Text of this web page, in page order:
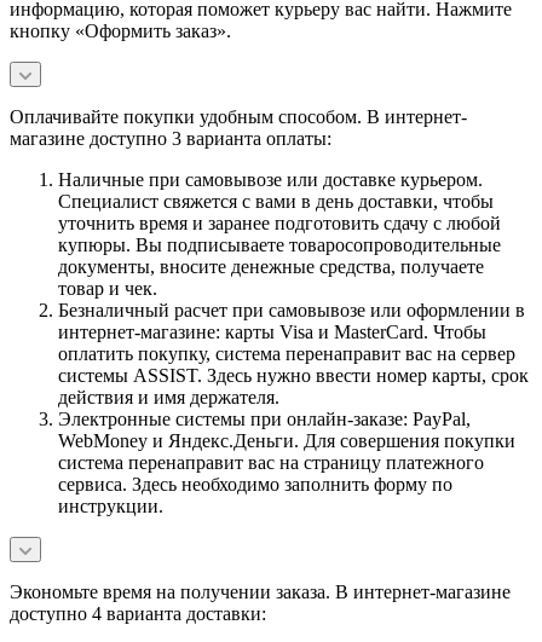
информацию, которая поможет курьеру вас найти. Нажмите
кнопку «Оформить заказ».
Оплачивайте покупки удобным способом. В интернет-
магазине доступно 3 варианта оплаты:
Наличные при самовывозе или доставке курьером.
Специалист свяжется с вами в день доставки, чтобы
уточнить время и заранее подготовить сдачу с любой
купюры. Вы подписываете товаросопроводительные
документы, вносите денежные средства, получаете
товар и чек.
Безналичный расчет при самовывозе или оформлении в
интернет-магазине: карты Visa и MasterCard. Чтобы
оплатить покупку, система перенаправит вас на сервер
системы ASSIST. Здесь нужно ввести номер карты, срок
действия и имя держателя.
Электронные системы при онлайн-заказе: PayPal,
WebMoney и Яндекс.Деньги. Для совершения покупки
система перенаправит вас на страницу платежного
сервиса. Здесь необходимо заполнить форму по
инструкции.
Экономьте время на получении заказа. В интернет-магазине
доступно 4 варианта доставки: